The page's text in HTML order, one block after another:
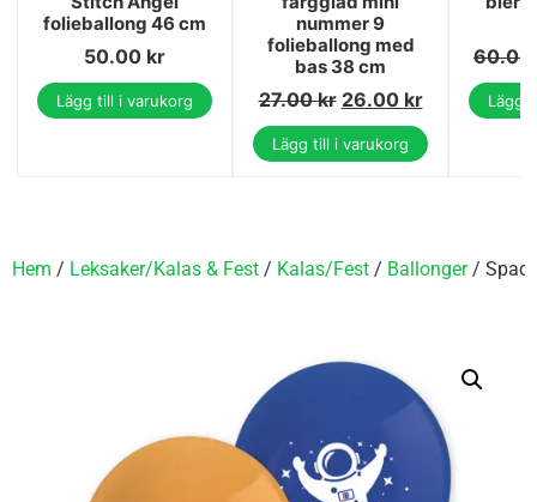
folieballong 46 cm
50.00 kr
Lägg till i varukorg
nummer 9
folieballong med
bas 38 cm
27.00kr 26.00 kr
Lägg till i varukorg
60.00
Lägg
Hem / Leksaker/Kalas & Fest / Kalas/Fest / Ballonger/